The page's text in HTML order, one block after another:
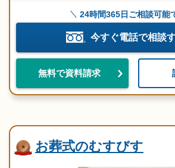
24時間365日ご相談可能
今すぐ電話で相談
無料で資料請求
お葬式のむすびす